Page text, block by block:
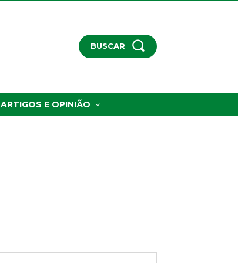
BUSCAR
ARTIGOS E OPINIÃO